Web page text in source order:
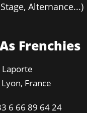
Alternance...)
Frenchies
France
6 66 89 64 24